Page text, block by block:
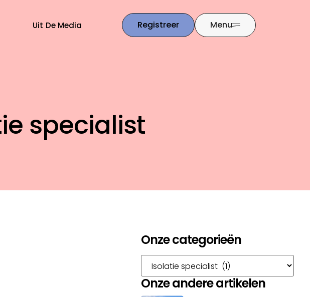
Uit De Media Registreer Menu
specialist
Onze categorieën
Onze andere artikelen